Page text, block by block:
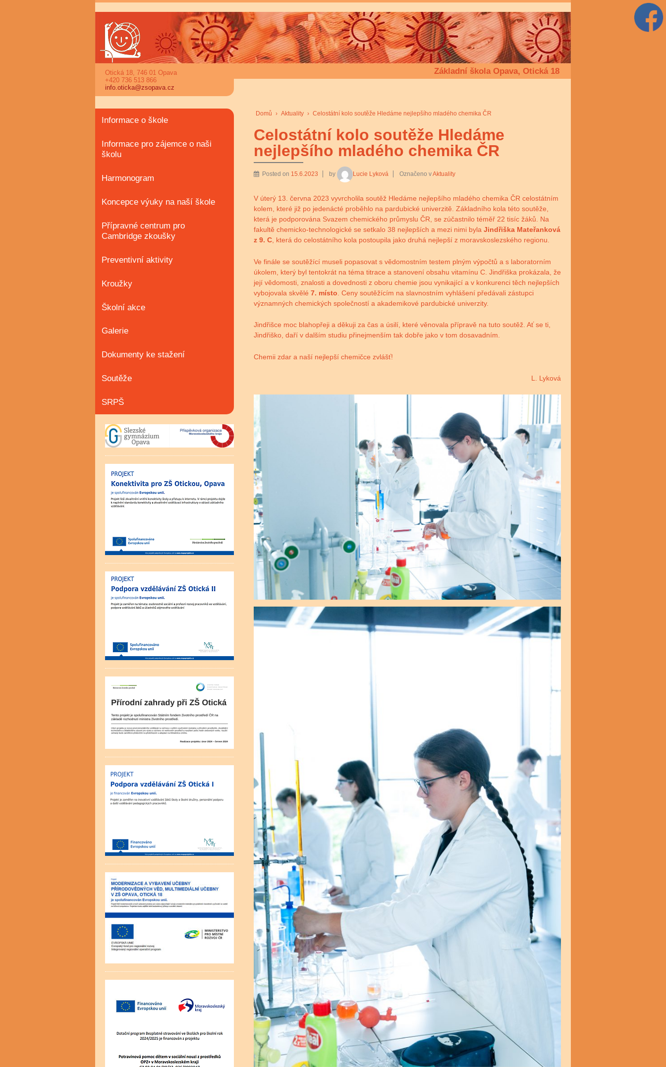
Základní škola Opava, Otická 18
Domů › Aktuality › Celostátní kolo soutěže Hledáme nejlepšího mladého chemika ČR
Celostátní kolo soutěže Hledáme
nejlepšího mladého chemika ČR
Posted on 15.6.2023 by Lucie Lyková Označeno vAktuality
V úterý 13. června 2023 vyvrcholila soutěž Hledáme nejlepšího mladého chemika ČR celostátním
kolem, které již po jedenácté proběhlo na pardubické univerzitě. Základního kola této soutěže,
která je podporována Svazem chemického průmyslu ČR, se zúčastnilo téměř 22 tisíc žáků. Na
fakultě chemicko-technologické se setkalo 38 nejlepších a mezi nimi bylaJindřiška Mateřanková
z 9. C, která do celostátního kola postoupila jako druhá nejlepší z moravskoslezského regionu.
Ve finále se soutěžící museli popasovat s vědomostním testem plným výpočtů a s laboratorním
úkolem, který byl tentokrát na téma titrace a stanovení obsahu vitamínu C. Jindřiška prokázala, že
její vědomosti, znalosti a dovednosti z oboru chemie jsou vynikající a v konkurenci těch nejlepších
vybojovala skvělé7. místo . Ceny soutěžícím na slavnostním vyhlášení předávali zástupci
významných chemických společností a akademikové pardubické univerzity.
Jindřišce moc blahopřeji a děkuji za čas a úsilí, které věnovala přípravě na tuto soutěž. Ať se ti,
Jindřiško, daří v dalším studiu přinejmenším tak dobře jako v tom dosavadním.
Chemii zdar a naší nejlepší chemičce zvlášť!
L. Lyková
Otická 18, 746 01 Opava
+420 736 513 866
info.oticka@zsopava.cz
Informace o škole
Informace pro zájemce o naši
školu
Harmonogram
Koncepce výuky na naší škole
Přípravné centrum pro
Cambridge zkoušky
Preventivní aktivity
Kroužky
Školní akce
Galerie
Dokumenty ke stažení
Soutěže
SRPŠ